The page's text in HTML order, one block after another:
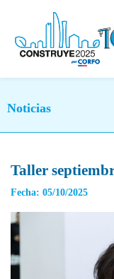
Noticias
Taller
Fecha: 05/10/2025